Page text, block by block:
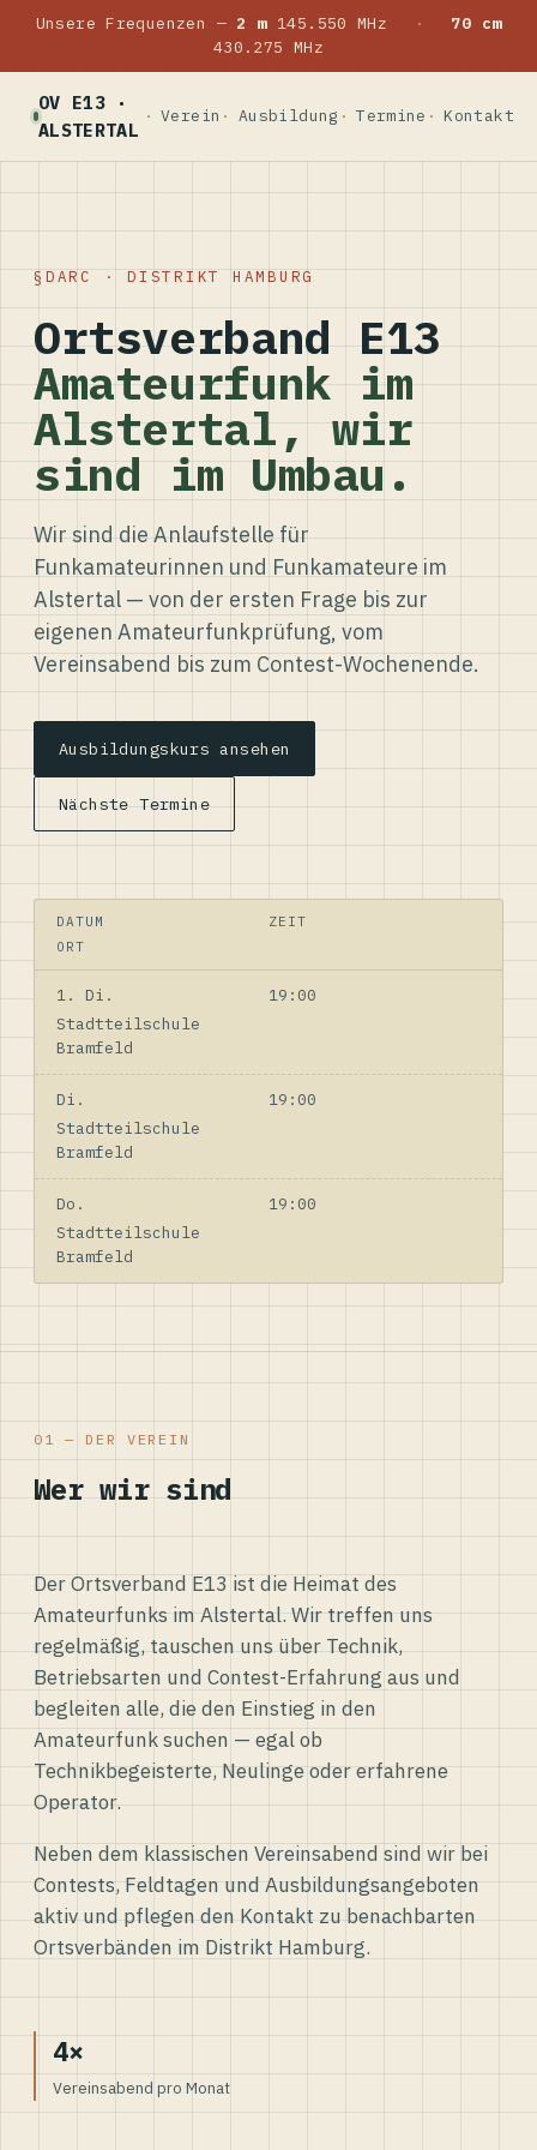
Unsere Frequenzen — 2 m145.550 MHz ·
70 cm
430.275 MHz
OV E13 ·
ALSTERTAL
Verein Ausbildung Termine Kontakt
DARC · DISTRIKT HAMBURG
Ortsverband E13
Amateurfunk im
Alstertal, wir
sind im Umbau.
Wir sind die Anlaufstelle für
Funkamateurinnen und Funkamateure im
Alstertal — von der ersten Frage bis zur
eigenen Amateurfunkprüfung, vom
Vereinsabend bis zum Contest-Wochenende.
Ausbildungskurs ansehen
Nächste Termine
DATUM
ZEIT
ORT
1. Di.
19:00
Stadtteilschule
Bramfeld
Di.
19:00
Stadtteilschule
Bramfeld
Do.
19:00
Stadtteilschule
Bramfeld
01 — DER VEREIN
Wer wir sind
Der Ortsverband E13 ist die Heimat des
Amateurfunks im Alstertal. Wir treffen uns
regelmäßig, tauschen uns über Technik,
Betriebsarten und Contest-Erfahrung aus und
begleiten alle, die den Einstieg in den
Amateurfunk suchen — egal ob
Technikbegeisterte, Neulinge oder erfahrene
Operator.
Neben dem klassischen Vereinsabend sind wir bei
Contests, Feldtagen und Ausbildungsangeboten
aktiv und pflegen den Kontakt zu benachbarten
Ortsverbänden im Distrikt Hamburg.
4×
Vereinsabend pro Monat